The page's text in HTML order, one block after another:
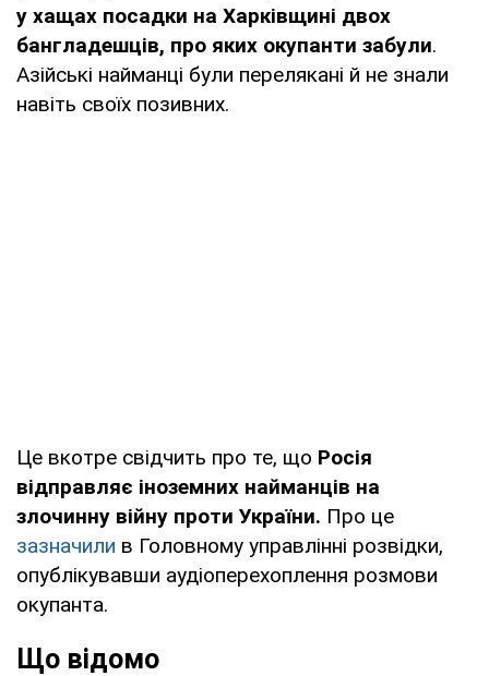
у хащах посадки на Харківщині двох
бангладешців, про яких окупанти забули.
Азійські найманці були перелякані й не знали
навіть своїх позивних.
Це вкотре свідчить про те, що Росія
відправляє іноземних найманців на
злочинну війну проти України. Про це
зазначили в Головному управлінні розвідки,
опублікувавши аудіоперехоплення розмови
окупанта.
Що відомо